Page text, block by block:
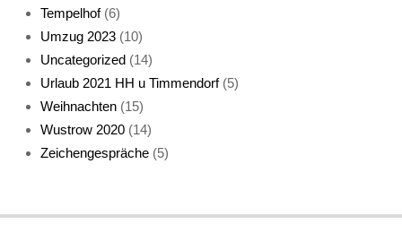
Die Katz bei der
Tempelhof(6)
Umzug 2023 (10)
Uncategorized (14)
Urlaub 2021 HH u Timmendorf(5)
Weihnachten (15)
Wustrow 2020 (14)
Zeichengespräche (5)